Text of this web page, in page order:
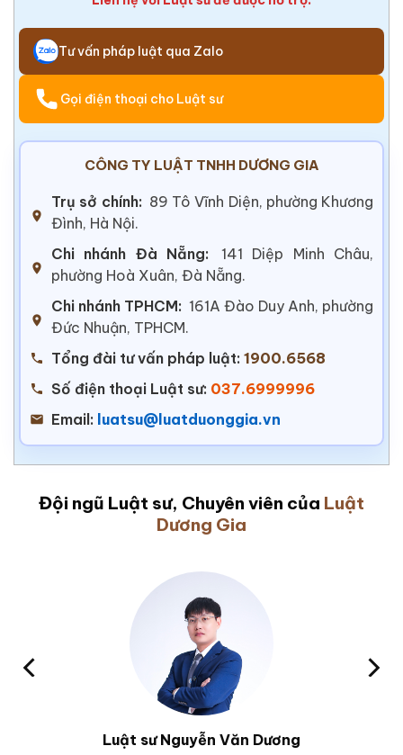
Tư vấn pháp luật qua Zalo
Gọi điện thoại cho Luật sư
CÔNG TY LUẬT TNHH DƯƠNG GIA
Trụ sở chính: 89 Tô Vĩnh Diện, phường Khương
Đình, Hà Nội.
Chi nhánh Đà Nẵng:
141 Diệp Minh Châu,
phường Hoà Xuân, Đà Nẵng.
Chi nhánh TPHCM: 161A Đào Duy Anh, phường
Đức Nhuận, TPHCM.
Tổng đài tư vấn pháp luật: 1900.6568
Số điện thoại Luật sư: 037.6999996
Email: luatsu@luatduonggia.vn
Đội ngũ Luật sư, Chuyên viên của Luật
Dương Gia
Luật sư Nguyễn Văn Dương